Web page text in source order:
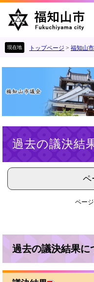
で
。
ば
て
へ
トップページ > 福知山
過去の議決結
ペ
ペー
過去の議決結果に